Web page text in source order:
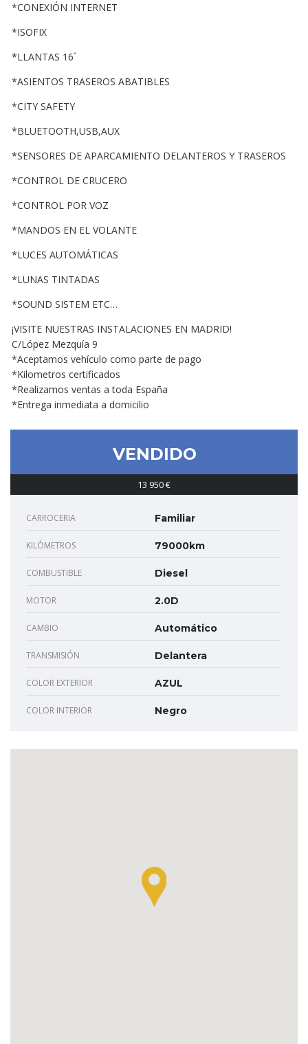
*CONEXIÓN INTERNET
*ISOFIX
*LLANTAS 16´
*ASIENTOS TRASEROS ABATIBLES
*CITY SAFETY
*BLUETOOTH,USB,AUX
*SENSORES DE APARCAMIENTO DELANTEROS Y TRASEROS
*CONTROL DE CRUCERO
*CONTROL POR VOZ
*MANDOS EN EL VOLANTE
*LUCES AUTOMÁTICAS
*LUNAS TINTADAS
*SOUND SISTEM ETC…
¡VISITE NUESTRAS INSTALACIONES EN MADRID!
C/López Mezquía 9
*Aceptamos vehículo como parte de pago
*Kilometros certificados
*Realizamos ventas a toda España
*Entrega inmediata a domicilio
VENDIDO
13 950 €
CARROCERIA Familiar
KILÓMETROS 79000km
COMBUSTIBLE Diesel
MOTOR 2.0D
CAMBIO Automático
TRANSMISIÓN Delantera
COLOR EXTERIOR AZUL
COLOR INTERIOR Negro